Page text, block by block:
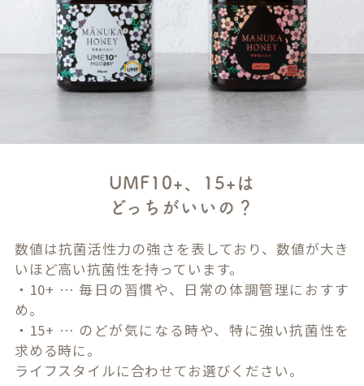
UMF10+、15+は
どっちがいいの？
数値は抗菌活性力の強さを表しており、数値が大き
いほど高い抗菌性を持っています。
・10+ … 毎日の習慣や、日常の体調管理におすす
め。
・15+ … のどが気になる時や、特に強い抗菌性を
求める時に。
ライフスタイルに合わせてお選びください。